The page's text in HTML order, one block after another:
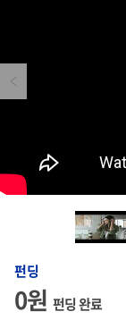
Previous
펀딩
0원 펀딩 완료